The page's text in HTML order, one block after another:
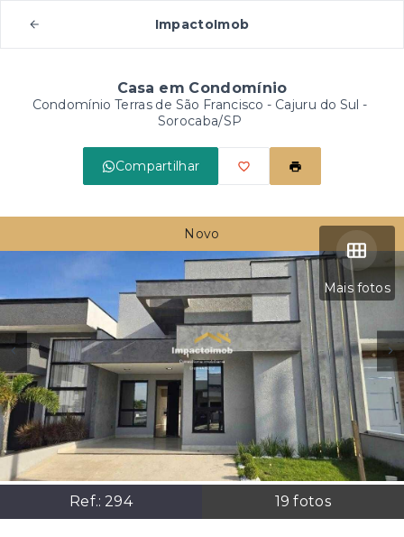
ImpactoImob
Casa em Condomínio
Condomínio Terras de São Francisco - Cajuru do Sul -
Sorocaba/SP
Compartilhar
Mais fotos
Ref.: 294 19 fotos
Novo